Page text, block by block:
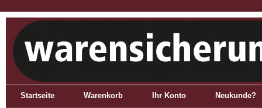
Startseite Warenkorb Ihr Konto Neukunde?